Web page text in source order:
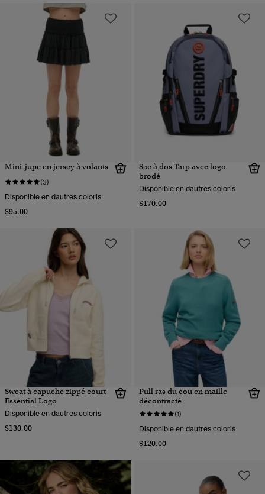
Mini-jupe en jersey à volants
(3)
Disponible en dautres coloris
$95.00
Sac à dos Tarp avec logo
brodé
Disponible en dautres coloris
$170.00
Sweat à capuche zippé court
Essential Logo
Disponible en dautres coloris
$130.00
Pull ras du cou en maille
décontracté
(1)
Disponible en dautres coloris
$120.00